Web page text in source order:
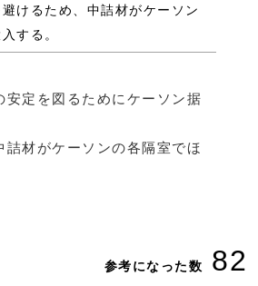
けるため、中詰材がケーソン
する。
定を図るためにケーソン据
材がケーソンの各隔室でほ
参考になった数 82